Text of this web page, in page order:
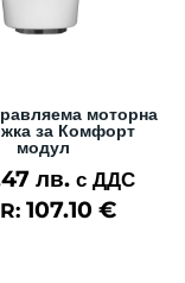
моторна
за Комфорт
модул
лв. с ДДС
107.10 €